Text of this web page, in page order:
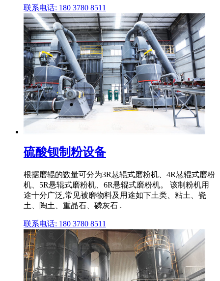
联系电话: 180 3780 8511
硫酸钡制粉设备
根据磨辊的数量可分为3R悬辊式磨粉机、4R悬辊式磨粉
机、5R悬辊式磨粉机、6R悬辊式磨粉机。 该制粉机用
途十分广泛,常见被磨物料及用途如下土类、粘土、瓷
土、陶土、重晶石、磷灰石 .
联系电话: 180 3780 8511